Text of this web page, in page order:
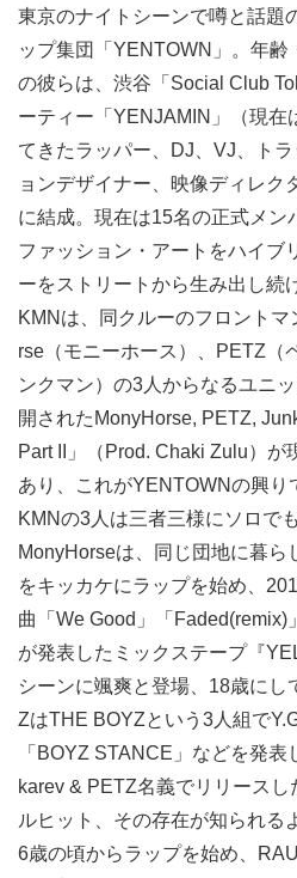
東京のナイトシーンで噂と話題
ップ集団「YENTOWN」。年齢
の彼らは、渋谷「Social Club
ーティー「YENJAMIN」（現在
てきたラッパー、DJ、VJ、ト
ョンデザイナー、映像ディレク
に結成。現在は15名の正式メン
ファッション・アートをハイブ
ーをストリートから生み出し続
KMNは、同クルーのフロント
rse（モニーホース）、PETZ（
ンクマン）の3人からなるユニ
開されたMonyHorse, PETZ,
Part II」（Prod. Chaki Zulu）が
あり、これがYENTOWNの興り
KMNの3人は三者三様にソロで
MonyHorseは、同じ団地に暮ら
をキッカケにラップを始め、
曲「We Good」「Faded(remix)
が発表したミックステープ『
シーンに颯爽と登場、18歳に
ZはTHE BOYZという3人組で
「BOYZ STANCE」などを発
karev & PETZ名義でリリース
ルヒット、その存在が知られる
6歳の頃からラップを始め、